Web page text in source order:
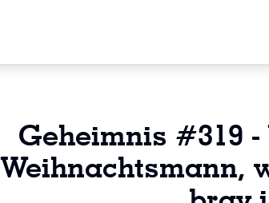
Geheimnis #319 -
Weihnachtsmann,
brav